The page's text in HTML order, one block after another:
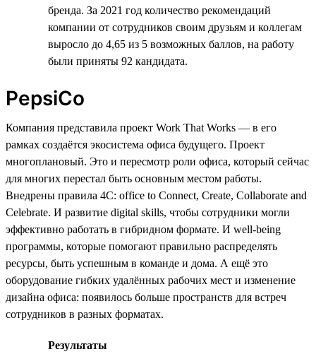
бренда. За 2021 год количество рекомендаций
компании от сотрудников своим друзьям и коллегам
выросло до 4,65 из 5 возможных баллов, на работу
были приняты 92 кандидата.
PepsiCo
Компания представила проект Work That Works — в его
рамках создаётся экосистема офиса будущего. Проект
многоплановый. Это и пересмотр роли офиса, который сейчас
для многих перестал быть основным местом работы.
Внедрены правила 4C: office to Connect, Create, Collaborate and
Celebrate. И развитие digital skills, чтобы сотрудники могли
эффективно работать в гибридном формате. И well-being
программы, которые помогают правильно распределять
ресурсы, быть успешным в команде и дома. А ещё это
оборудование гибких удалённых рабочих мест и изменение
дизайна офиса: появилось больше пространств для встреч
сотрудников в разных форматах.
Результаты